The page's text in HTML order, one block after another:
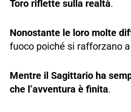
Toro riflette sulla realtà.
Nonostante le loro molte
fuoco poiché si rafforzano
Mentre il Sagittario ha
che l’avventura è finita.